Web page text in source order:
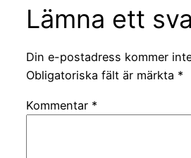
Lämna ett
Din e-postadress kommer
Obligatoriska fält är märkta *
Kommentar *